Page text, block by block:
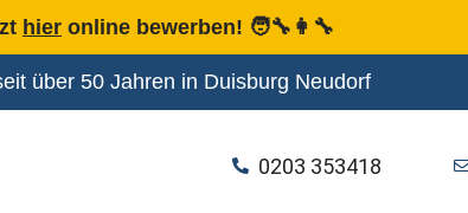
hier online bewerben! 🧑‍🔧👩‍🔧
über 50 Jahren in Duisburg Neudorf
0203 353418